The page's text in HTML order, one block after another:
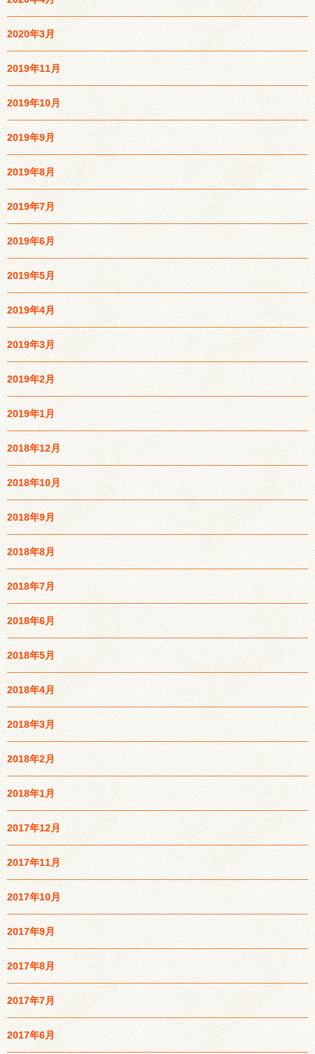
2020年3月
2019年11月
2019年10月
2019年9月
2019年8月
2019年7月
2019年6月
2019年5月
2019年4月
2019年3月
2019年2月
2019年1月
2018年12月
2018年10月
2018年9月
2018年8月
2018年7月
2018年6月
2018年5月
2018年4月
2018年3月
2018年2月
2018年1月
2017年12月
2017年11月
2017年10月
2017年9月
2017年8月
2017年7月
2017年6月